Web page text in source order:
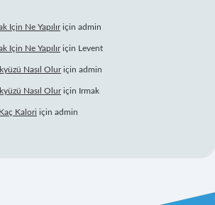
Için Ne Yapılıriçin admin
Için Ne Yapılıriçin Levent
Nasıl Oluriçin admin
Nasıl Oluriçin Irmak
Kalori için admin